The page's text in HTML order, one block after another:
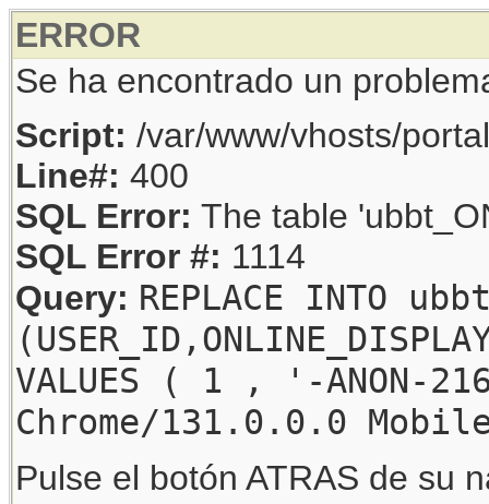
ERROR
Se ha encontrado un
Script: /var/www/vhosts/
Line#: 400
SQL Error: The table
SQL Error #: 1114
Query: REPLACE INTO
VALUES ( 1 , '-
Chrome/131.0.0.0
Pulse el botón ATRAS de su